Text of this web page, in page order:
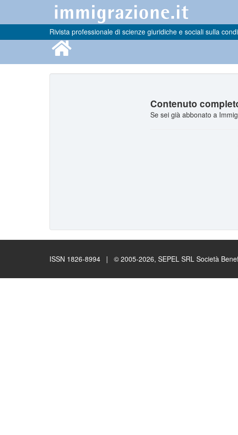
Rivista professionale di scienze giuridiche e sociali sulla
Contenuto
Se sei già abbonato a
ISSN 1826-8994 | © 2005-2026, SEPEL SRL Società